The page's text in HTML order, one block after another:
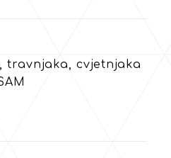
travnjaka, cvjetnjaka